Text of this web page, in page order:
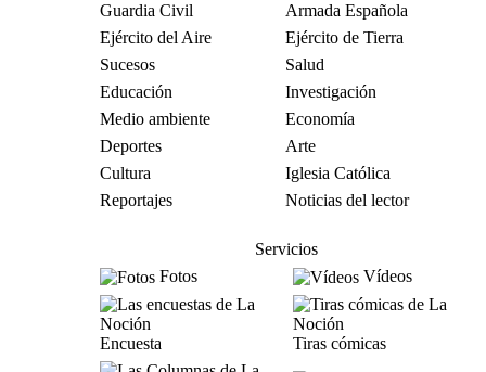
Guardia Civil
Armada Española
Ejército del Aire
Ejército de Tierra
Sucesos
Salud
Educación
Investigación
Medio ambiente
Economía
Deportes
Arte
Cultura
Iglesia Católica
Reportajes
Noticias del lector
Servicios
Fotos
Vídeos
Encuesta Tiras cómicas